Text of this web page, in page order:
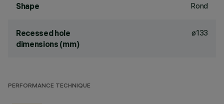
Shape Rond
Recessed hole
dimensions (mm)
ø133
PERFORMANCE TECHNIQUE